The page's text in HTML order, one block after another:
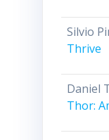
Silvio
Thrive
Daniel
Thor: